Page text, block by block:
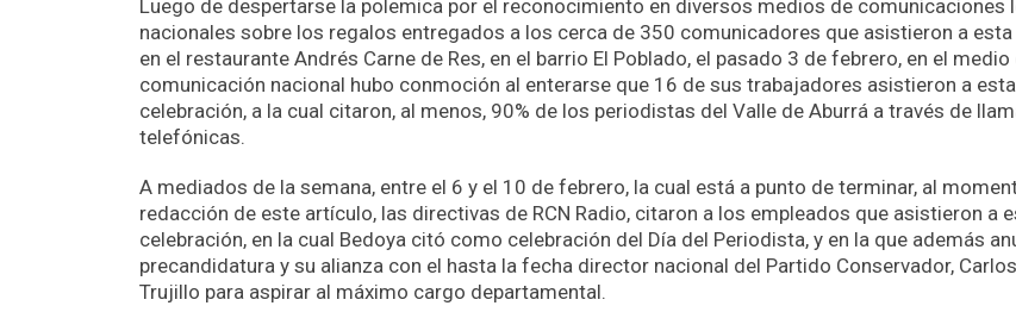
Luego de despertarse la polemica por el reconocimiento en diversos medios de comunicaciones
nacionales sobre los regalos entregados a los cerca de 350 comunicadores que asistieron a
en el restaurante Andrés Carne de Res, en el barrio El Poblado, el pasado 3 de febrero, en el medio
comunicación nacional hubo conmoción al enterarse que 16 de sus trabajadores asistieron a esta
celebración, a la cual citaron, al menos, 90% de los periodistas del Valle de Aburrá a través de
telefónicas.
A mediados de la semana, entre el 6 y el 10 de febrero, la cual está a punto de terminar, al
redacción de este artículo, las directivas de RCN Radio, citaron a los empleados que asistieron a
celebración, en la cual Bedoya citó como celebración del Día del Periodista, y en la que además
precandidatura y su alianza con el hasta la fecha director nacional del Partido Conservador,
Trujillo para aspirar al máximo cargo departamental.